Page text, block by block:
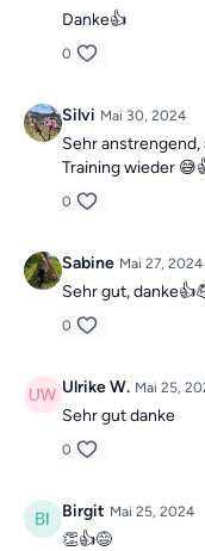
Danke👍
0
Silvi Mai 30, 2024
Sehr
Training wieder
0
Sabine Mai 27, 2024
Sehr gut,
0
Ulrike W. Mai 25,
Sehr gut danke
0
Birgit Mai 25, 2024
👏👍😅